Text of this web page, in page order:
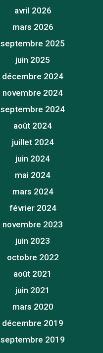
avril 2026
mars 2026
septembre 2025
juin 2025
décembre 2024
novembre 2024
septembre 2024
août 2024
juillet 2024
juin 2024
mai 2024
mars 2024
février 2024
novembre 2023
juin 2023
octobre 2022
août 2021
juin 2021
mars 2020
décembre 2019
septembre 2019